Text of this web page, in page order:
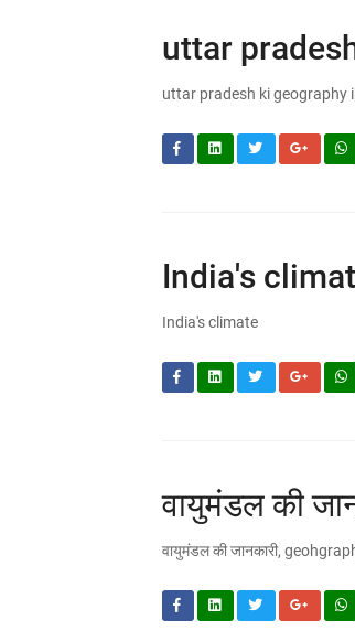
uttar
uttar pradesh ki geography
India's
India's climate
वायुमंडल की
वायुमंडल की जानकारी,